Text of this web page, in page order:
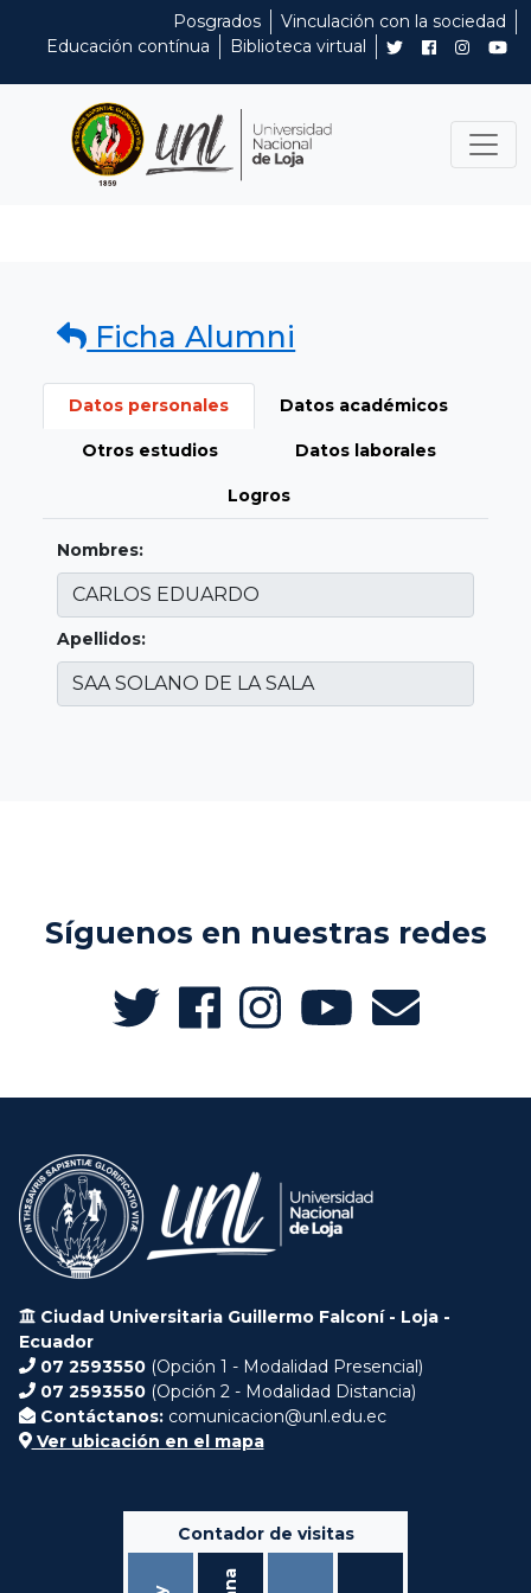
Posgrados
Vinculación con la sociedad
Educación contínua
Biblioteca virtual
Ficha Alumni
Datos personales Datos académicos
Otros estudios Datos laborales
Logros
Nombres:
Apellidos:
Síguenos en nuestras redes
Ciudad Universitaria Guillermo Falconí - Loja -
Ecuador
07 2593550 (Opción 1 - Modalidad Presencial)
07 2593550 (Opción 2 - Modalidad Distancia)
Contáctanos: comunicacion@unl.edu.ec
Ver ubicación en el mapa
Contador de visitas